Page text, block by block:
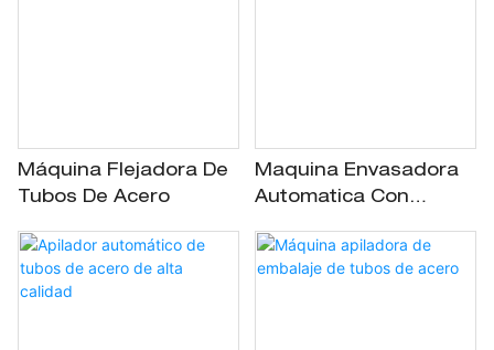
Máquina Flejadora De
Tubos De Acero
Maquina Envasadora
Automatica Con
Magnetico